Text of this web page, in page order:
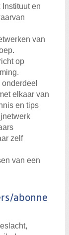
en
van
op
elkaar van
en tips
zelf
van een
abonne